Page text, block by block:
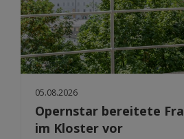
05.08.2026
Opernstar bereitete
im Kloster vor